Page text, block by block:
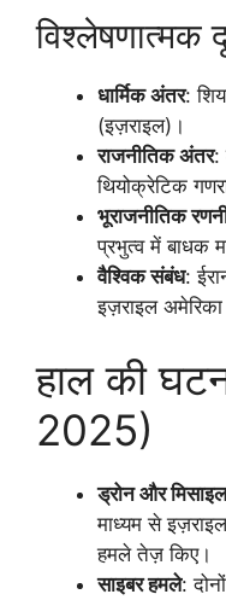
विश्लेषणात्मक
धार्मिक अंतर:
(इज़राइल)।
राजनीतिक अंतर:
थियोक्रेटिक
भूराजनीतिक
प्रभुत्व में बाधक
वैश्विक संबंध:
इज़राइल
हाल की
2025)
ड्रोन और
माध्यम से
हमले तेज़ किए।
साइबर हमले: